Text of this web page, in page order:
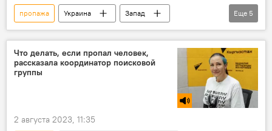
пропажа Украина
Запад
продажа
дети
органы
Еще 5
Что делать, если пропал человек,
рассказала координатор поисковой
группы
2 августа 2023, 11:35